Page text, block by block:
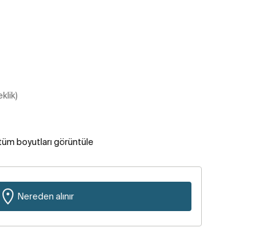
boyutları görüntüle
Nereden alınır